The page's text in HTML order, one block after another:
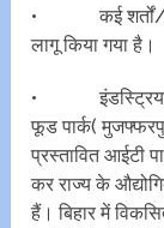
• कई शर्तों/
लागू किया गया है।
• इंडस्ट्रियल
फूड पार्क(
प्रस्तावित आईटी
कर राज्य के
हैं। बिहार में